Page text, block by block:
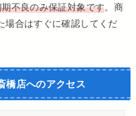
不良のみ保証対象です。商
場合はすぐに確認してくだ
橋店へのアクセス